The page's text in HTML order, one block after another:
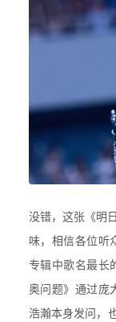
没错，这张 《明
味，相信各位听
专辑中歌名最长
奥问题》通过庞
浩瀚本身发问，